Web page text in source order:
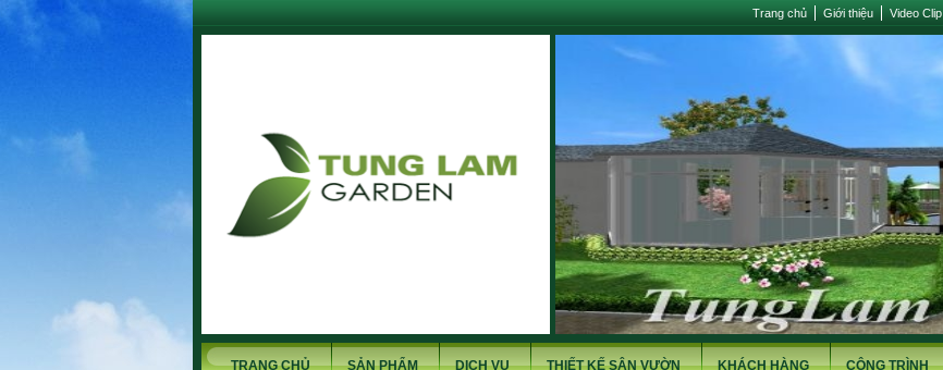
Trang chủ Giới thiệu Video Clip
TRANG CHỦ SẢN PHẨM DỊCH VỤ THIẾT KẾ SÂN VƯỜN KHÁCH HÀNG CÔNG TRÌNH